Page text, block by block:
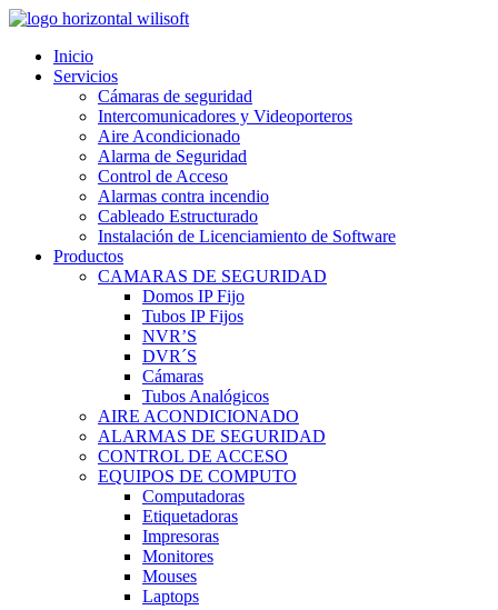
Inicio
Servicios
Cámaras de seguridad
Intercomunicadores y Videoporteros
Aire Acondicionado
Alarma de Seguridad
Control de Acceso
Alarmas contra incendio
Cableado Estructurado
Instalación de Licenciamiento de Software
Productos
CAMARAS DE SEGURIDAD
Domos IP Fijo
Tubos IP Fijos
NVR’S
DVR´S
Cámaras
Tubos Analógicos
AIRE ACONDICIONADO
ALARMAS DE SEGURIDAD
CONTROL DE ACCESO
EQUIPOS DE COMPUTO
Computadoras
Etiquetadoras
Impresoras
Monitores
Mouses
Laptops